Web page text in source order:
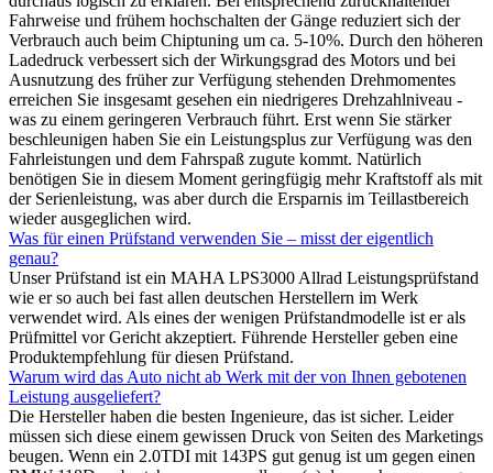
Fahrweise und frühem hochschalten der Gänge reduziert sich der
Verbrauch auch beim Chiptuning um ca. 5-10%. Durch den höheren
Ladedruck verbessert sich der Wirkungsgrad des Motors und bei
Ausnutzung des früher zur Verfügung stehenden Drehmomentes
erreichen Sie insgesamt gesehen ein niedrigeres Drehzahlniveau -
was zu einem geringeren Verbrauch führt. Erst wenn Sie stärker
beschleunigen haben Sie ein Leistungsplus zur Verfügung was den
Fahrleistungen und dem Fahrspaß zugute kommt. Natürlich
benötigen Sie in diesem Moment geringfügig mehr Kraftstoff als mit
der Serienleistung, was aber durch die Ersparnis im Teillastbereich
wieder ausgeglichen wird.
Was für einen Prüfstand verwenden Sie – misst der eigentlich
genau?
Unser Prüfstand ist ein MAHA LPS3000 Allrad Leistungsprüfstand
wie er so auch bei fast allen deutschen Herstellern im Werk
verwendet wird. Als eines der wenigen Prüfstandmodelle ist er als
Prüfmittel vor Gericht akzeptiert. Führende Hersteller geben eine
Produktempfehlung für diesen Prüfstand.
Warum wird das Auto nicht ab Werk mit der von Ihnen gebotenen
Leistung ausgeliefert?
Die Hersteller haben die besten Ingenieure, das ist sicher. Leider
müssen sich diese einem gewissen Druck von Seiten des Marketings
beugen. Wenn ein 2.0TDI mit 143PS gut genug ist um gegen einen